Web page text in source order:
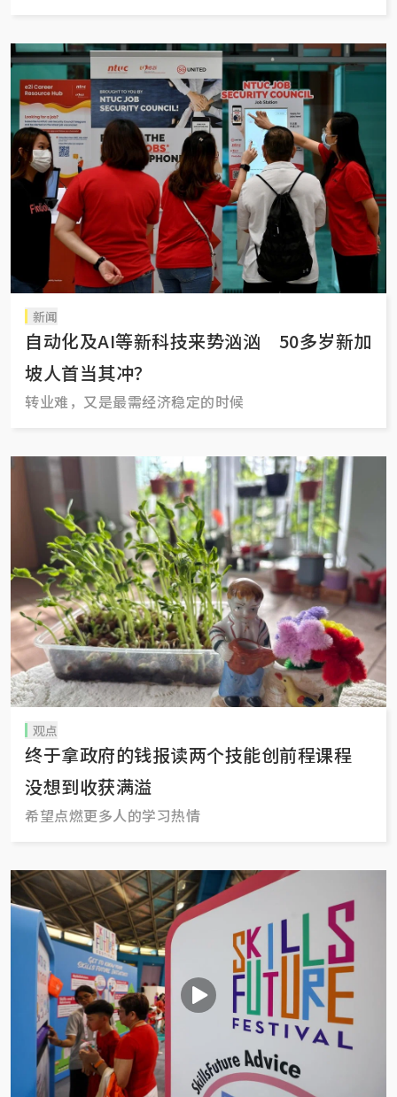
新闻
自动化及AI等新科技来势汹汹 50多岁新加
坡人首当其冲？
转业难，又是最需经济稳定的时候
观点
终于拿政府的钱报读两个技能创前程课程
没想到收获满溢
希望点燃更多人的学习热情